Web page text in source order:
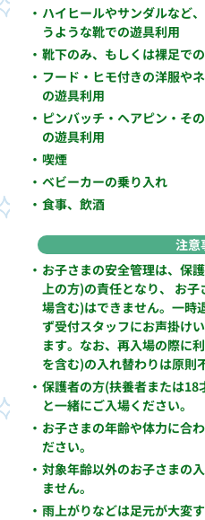
・ ハイヒールやサンダルなど
うような靴での遊具利用
・ 靴下のみ、もしくは裸足で
・ フード・ヒモ付きの洋服や
の遊具利用
・ ピンバッチ・ヘアピン・そ
の遊具利用
・ 喫煙
・ ベビーカーの乗り入れ
・ 食事、飲酒
注意
・ お子さまの安全管理は、保
上の方)の責任となり、 お
場含む)はできません。一時
ず受付スタッフにお声掛け
ます。なお、再入場の際に
を含む)の入れ替わりは原則
・ 保護者の方(扶養者または18
と一緒にご入場ください。
・ お子さまの年齢や体力に合
ださい。
・ 対象年齢以外のお子さまの
ません。
・ 雨上がりなどは足元が大変